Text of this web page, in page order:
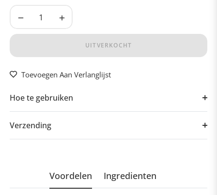
− +
UITVERKOCHT
Toevoegen Aan Verlanglijst
Hoe te gebruiken
Verzending
Voordelen Ingredienten